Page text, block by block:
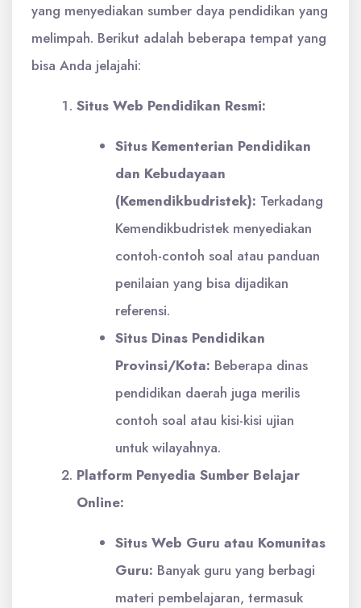
yang menyediakan sumber daya pendidikan yang
melimpah. Berikut adalah beberapa tempat yang
bisa Anda jelajahi:
Situs Web Pendidikan Resmi:
Situs Kementerian Pendidikan
dan Kebudayaan
(Kemendikbudristek): Terkadang
Kemendikbudristek menyediakan
contoh-contoh soal atau panduan
penilaian yang bisa dijadikan
referensi.
Situs Dinas Pendidikan
Provinsi/Kota: Beberapa dinas
pendidikan daerah juga merilis
contoh soal atau kisi-kisi ujian
untuk wilayahnya.
Platform Penyedia Sumber Belajar
Online:
Situs Web Guru atau Komunitas
Guru: Banyak guru yang berbagi
materi pembelajaran, termasuk